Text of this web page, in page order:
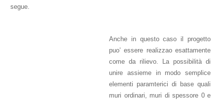
segue.
Anche in questo caso il progetto
puo’ essere realizzao esattamente
come da rilievo. La possibilità di
unire assieme in modo semplice
elementi paramterici di base quali
muri ordinari, muri di spessore 0 e